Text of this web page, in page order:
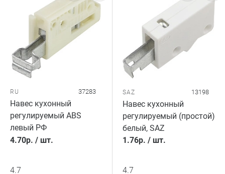
RU 37283
Навес кухонный
регулируемый ABS
левый РФ
4.70р. / шт.
4.7
SAZ 13198
Навес кухонный
регулируемый (простой)
белый, SAZ
1.76р. / шт.
4.7